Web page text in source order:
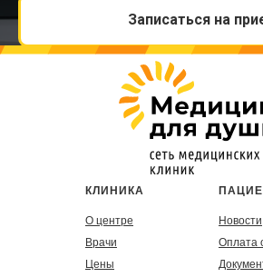
Записаться на
КЛИНИКА
О центре
Врачи
Цены
Новости
Оплата